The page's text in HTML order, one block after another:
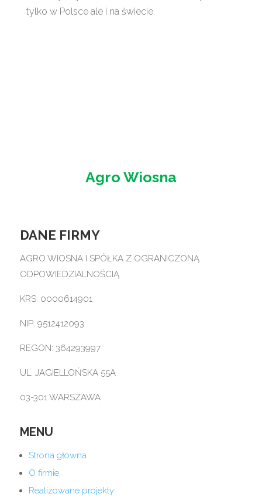
tylko w Polsce ale i na świecie.
Agro Wiosna
DANE FIRMY
AGRO WIOSNA I SPÓŁKA Z OGRANICZONĄ
ODPOWIEDZIALNOŚCIĄ
KRS: 0000614901
NIP: 9512412093
REGON: 364293997
UL. JAGIELLOŃSKA 55A
03-301 WARSZAWA
MENU
Strona główna
O firmie
Realizowane projekty